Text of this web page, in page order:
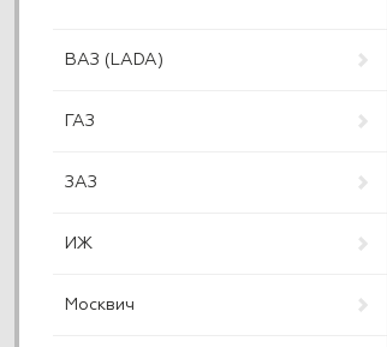
ВАЗ (LADA)
ГАЗ
ЗАЗ
ИЖ
Москвич